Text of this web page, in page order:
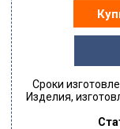
Сроки
Изделия,